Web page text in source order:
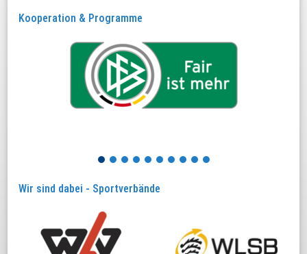
Kooperation & Programme
1 2 3 4 5 6 7 8 9 10
Wir sind dabei - Sportverbände